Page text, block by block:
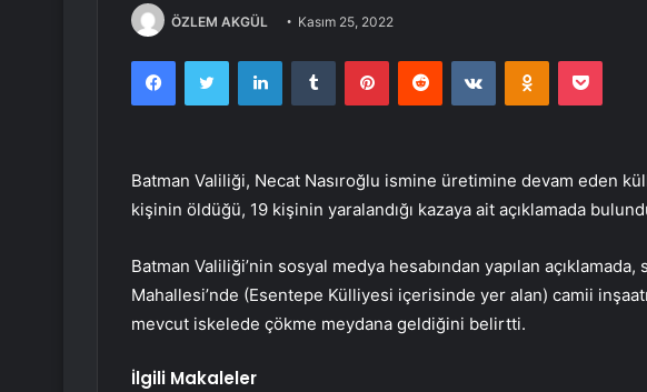
ÖZLEM AKGÜL Kasım 25, 2022
FacebookTwitter LinkedInTumblr PinterestReddit VKontakteOdnoklassniki
Pocket
Batman Valiliği, Necat Nasıroğlu ismine üretimine devam eden
kişinin öldüğü, 19 kişinin yaralandığı kazaya ait açıklamada
Batman Valiliği’nin sosyal medya hesabından yapılan
Mahallesi’nde (Esentepe Külliyesi içerisinde yer alan) camii
mevcut iskelede çökme meydana geldiğini belirtti.
İlgili Makaleler